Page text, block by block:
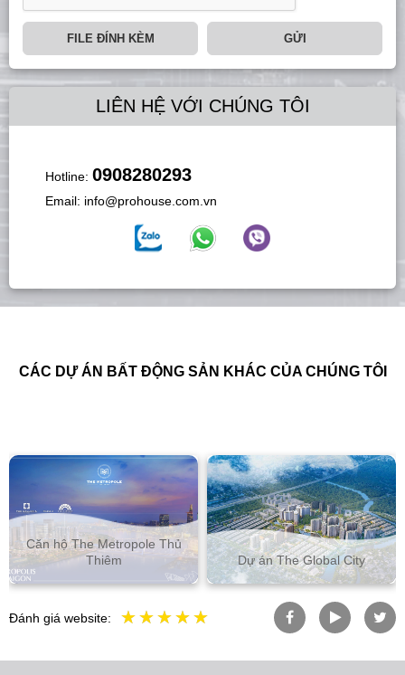
FILE ĐÍNH KÈM GỬI
LIÊN HỆ VỚI CHÚNG TÔI
Hotline: 0908280293
Email: info@prohouse.com.vn
CÁC DỰ ÁN BẤT ĐỘNG SẢN KHÁC CỦA CHÚNG TÔI
Căn hộ The Metropole Thủ
Thiêm
Dự án The Global City
Đánh giá website: